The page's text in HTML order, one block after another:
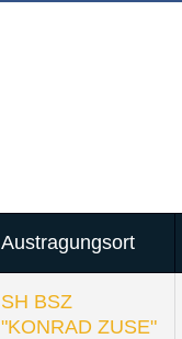
Austragungsort
SH BSZ
"KONRAD ZUSE"